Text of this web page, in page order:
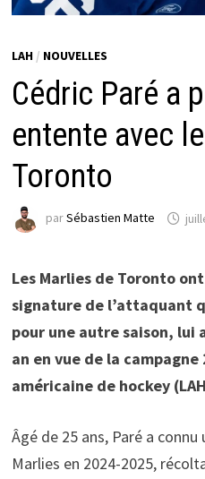
LAH/ NOUVELLES
Cédric Paré a
entente avec
Toronto
parSébastien Matte
Les Marlies de Toronto
signature de l’attaquant
pour une autre saison, lui
an en vue de la
américaine de hockey
Âgé de 25 ans, Paré a
Marlies en 2024-2025,